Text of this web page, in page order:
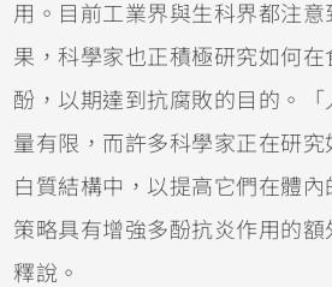
用。目前工業界與生科界都注
果，科學家也正積極研究如何
酚，以期達到抗腐敗的目的。
量有限，而許多科學家正在研
白質結構中，以提高它們在體
策略具有增強多酚抗炎作用的
釋說。